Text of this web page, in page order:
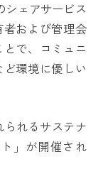
シェアサービス
および管理会
で、コミュニ
環境に優しい
られるサステナ
」が開催され